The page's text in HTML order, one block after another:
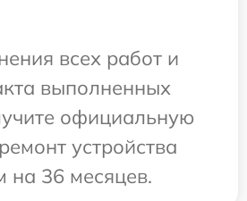
всех работ и
выполненных
официальную
устройства
на 36 месяцев.